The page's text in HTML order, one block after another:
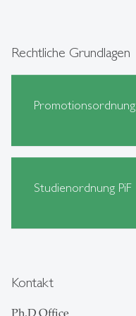
Rechtliche Grundlagen
Promotionsordnung
Studienordnung PiF
Kontakt
Ph.D Office